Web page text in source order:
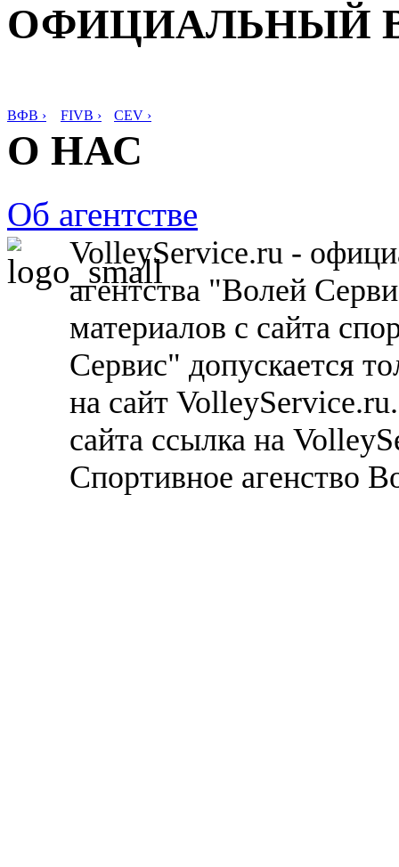
ОФИЦИАЛЬНЫЙ
ВФВ › FIVB › CEV ›
О НАС
Об агентстве
VolleyService.ru -
агентства "Волей
материалов с сайта
Сервис" допускается
на сайт
сайта ссылка на
Спортивное агенство